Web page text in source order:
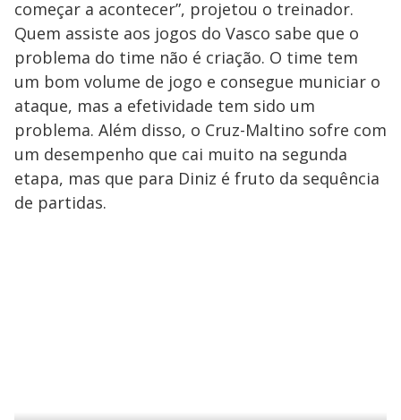
começar a acontecer”, projetou o treinador.
Quem assiste aos jogos do Vasco sabe que o
problema do time não é criação. O time tem
um bom volume de jogo e consegue municiar o
ataque, mas a efetividade tem sido um
problema. Além disso, o Cruz-Maltino sofre com
um desempenho que cai muito na segunda
etapa, mas que para Diniz é fruto da sequência
de partidas.